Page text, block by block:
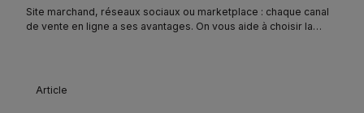
Site marchand, réseaux sociaux ou marketplace : chaque canal
de vente en ligne a ses avantages. On vous aide à choisir la
Article